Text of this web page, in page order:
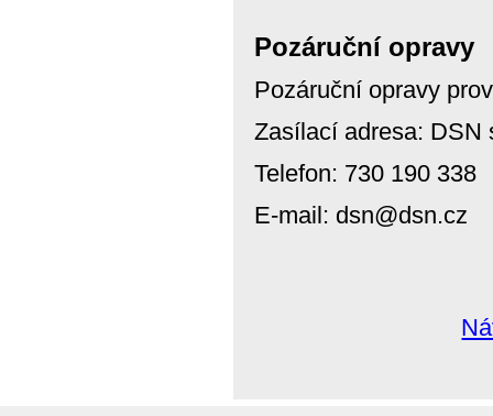
Pozáruční opravy
Pozáruční opravy
Zasílací adresa: DSN
Telefon: 730 190 338
E-mail: dsn@dsn.cz